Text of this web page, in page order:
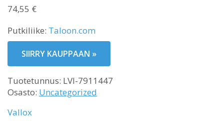
74,55 €
Putkiliike: Taloon.com
SIIRRY KAUPPAAN »
Tuotetunnus: LVI-7911447
Osasto: Uncategorized
Vallox